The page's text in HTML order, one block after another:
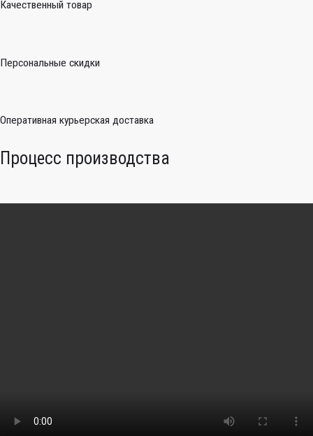
Качественный товар
Персональные скидки
Оперативная курьерская доставка
Процесс производства